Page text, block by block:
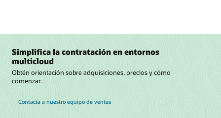
Simplifica la contratación en entornos
multicloud
Obtén orientación sobre adquisiciones, precios y cómo
comenzar.
Contacta a nuestro equipo de ventas